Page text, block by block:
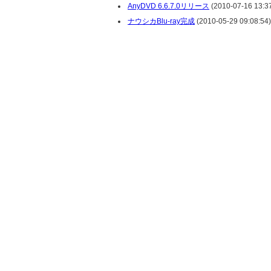
AnyDVD 6.6.7.0リリース (2010-07-16
ナウシカBlu-ray完成 (2010-05-29 09:08:54)